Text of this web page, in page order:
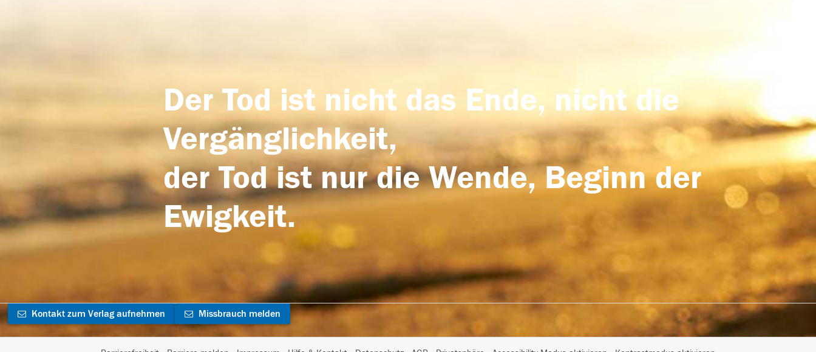
Der Tod ist nicht das Ende, nicht die
Vergänglichkeit,
der Tod ist nur die Wende, Beginn der
Ewigkeit.
Kontakt zum Verlag aufnehmen Missbrauch melden